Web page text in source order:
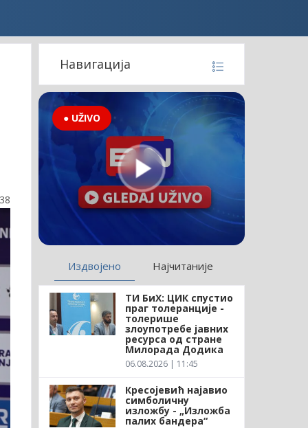
Навигација
● UŽIVO
Издвојено Најчитаније
ТИ БиХ: ЦИК спустио
праг толеранције -
толерише
злоупотребе јавних
ресурса од стране
Милорада Додика
06.08.2026 | 11:45
Кресојевић најавио
симболичну
изложбу - „Изложба
палих бандера“